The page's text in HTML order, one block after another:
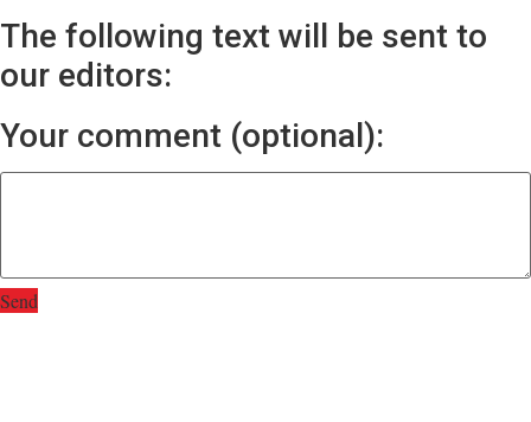
The following text will be sent to
our editors:
Your comment (optional):
Send